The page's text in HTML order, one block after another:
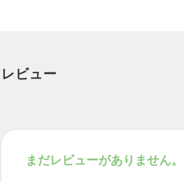
におすすめです。
▽ゆかいろmix▽
レビュー
まだレビューがありません。